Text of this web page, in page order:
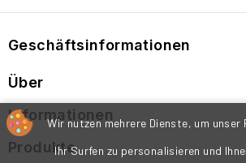
Geschäftsinformationen
Über
Informationen
Produkte
Wir nutzen mehrere Dienste, um unser
Ihr Surfen zu personalisieren und